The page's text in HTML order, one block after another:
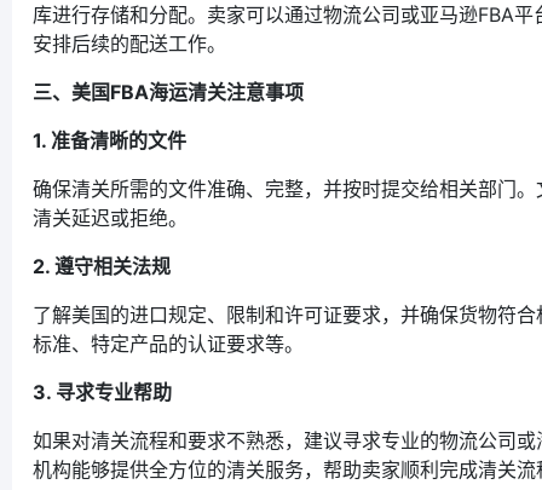
库进行存储和分配。卖家可以通过物流公司或亚马逊FBA
安排后续的配送工作。
三、美国FBA海运清关注意事项
1. 准备清晰的文件
确保清关所需的文件准确、完整，并按时提交给相关部门
清关延迟或拒绝。
2. 遵守相关法规
了解美国的进口规定、限制和许可证要求，并确保货物符
标准、特定产品的认证要求等。
3. 寻求专业帮助
如果对清关流程和要求不熟悉，建议寻求专业的物流公司
机构能够提供全方位的清关服务，帮助卖家顺利完成清关流